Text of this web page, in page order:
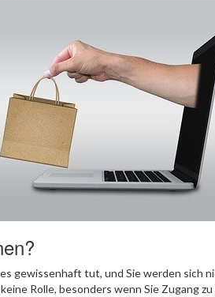
gewissenhaft tut, und Sie werden sich
Rolle, besonders wenn Sie Zugang